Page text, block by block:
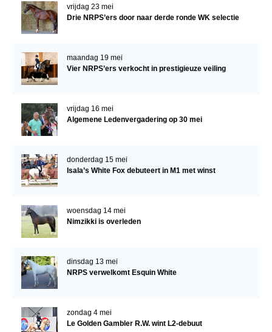
vrijdag 23 mei
Drie NRPS’ers door naar derde ronde WK selectie
maandag 19 mei
Vier NRPS’ers verkocht in prestigieuze veiling
vrijdag 16 mei
Algemene Ledenvergadering op 30 mei
donderdag 15 mei
Isala’s White Fox debuteert in M1 met winst
woensdag 14 mei
Nimzikki is overleden
dinsdag 13 mei
NRPS verwelkomt Esquin White
zondag 4 mei
Le Golden Gambler R.W. wint L2-debuut